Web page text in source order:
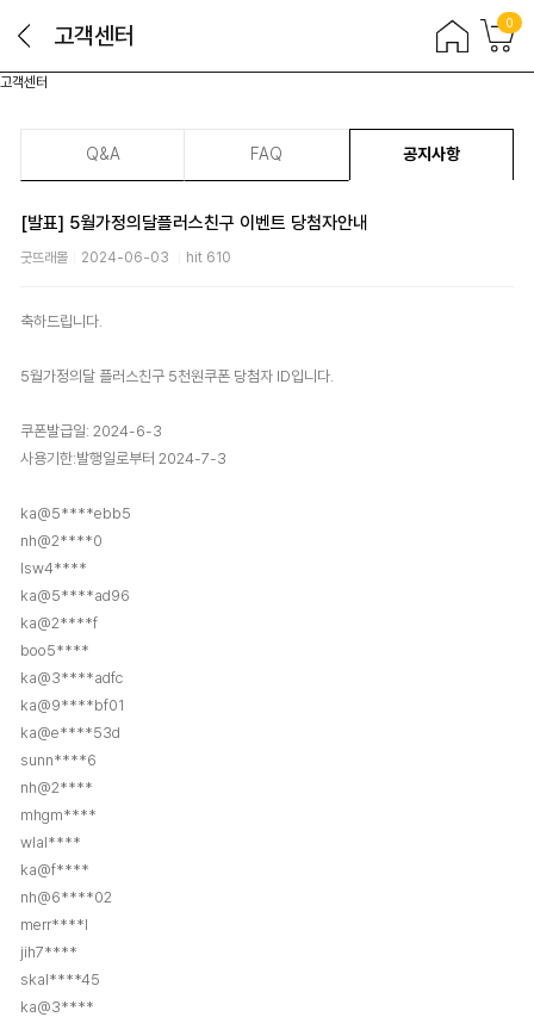
고객센터 0
고객센터
Q&A FAQ 공지사항
[발표] 5월가정의달플러스친구 이벤트 당첨자안내
굿뜨래몰 2024-06-03 hit 610
축하드립니다.
5월가정의달 플러스친구 5천원쿠폰 당첨자 ID입니다.
쿠폰발급일: 2024-6-3
사용기한:발행일로부터 2024-7-3
ka@5****ebb5
nh@2****0
lsw4****
ka@5****ad96
ka@2****f
boo5****
ka@3****adfc
ka@9****bf01
ka@e****53d
sunn****6
nh@2****
mhgm****
wlal****
ka@f****
nh@6****02
merr****l
jih7****
skal****45
ka@3****